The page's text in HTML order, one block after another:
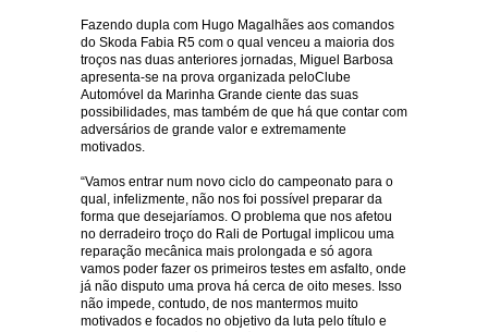
Fazendo dupla com Hugo Magalhães aos comandos
do Skoda Fabia R5 com o qual venceu a maioria dos
troços nas duas anteriores jornadas, Miguel Barbosa
apresenta-se na prova organizada peloClube
Automóvel da Marinha Grande ciente das suas
possibilidades, mas também de que há que contar com
adversários de grande valor e extremamente
motivados.
“Vamos entrar num novo ciclo do campeonato para o
qual, infelizmente, não nos foi possível preparar da
forma que desejaríamos. O problema que nos afetou
no derradeiro troço do Rali de Portugal implicou uma
reparação mecânica mais prolongada e só agora
vamos poder fazer os primeiros testes em asfalto, onde
já não disputo uma prova há cerca de oito meses. Isso
não impede, contudo, de nos mantermos muito
motivados e focados no objetivo da luta pelo título e